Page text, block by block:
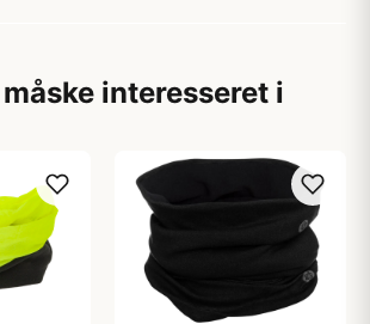
interesseret i